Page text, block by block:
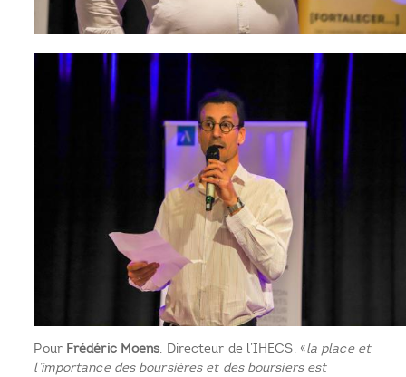
Pour Frédéric Moens, Directeur de l’IHECS, «la place et
l’importance des boursières et des boursiers est